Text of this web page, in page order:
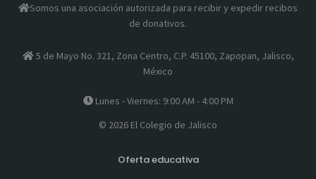
Somos una asociación autorizada para recibir y expedir recibos
de donativos.
5 de Mayo No. 321, Zona Centro, C.P. 45100, Zapopan, Jalisco,
México
Lunes - Viernes: 9:00 AM - 4:00 PM
© 2026 El Colegio de Jalisco
Oferta educativa